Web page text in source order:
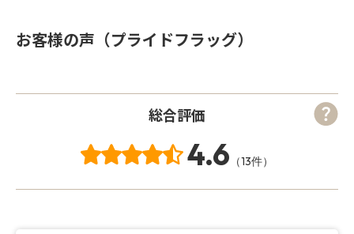
お客様の声（プライドフラッグ）
総合評価
4.6 （13件）